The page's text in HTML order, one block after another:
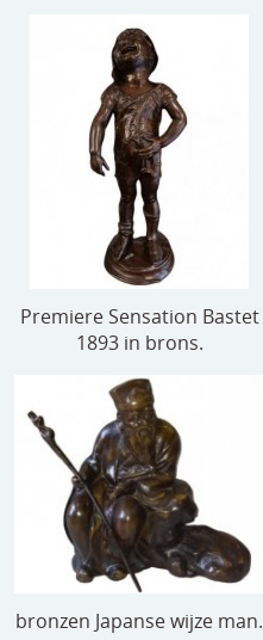
Premiere Sensation Bastet
1893 in brons.
bronzen Japanse wijze man.